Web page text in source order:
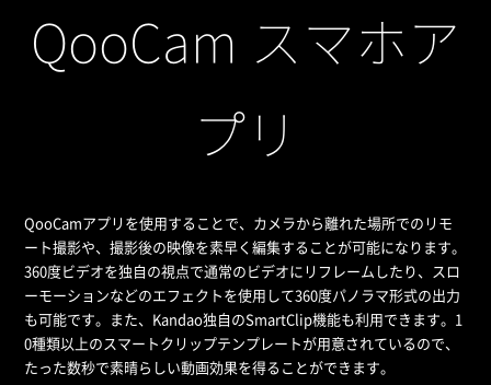
QooCam スマホア
プリ
QooCamアプリを使用することで、カメラから離れた場所でのリモ
ート撮影や、撮影後の映像を素早く編集することが可能になります。
360度ビデオを独自の視点で通常のビデオにリフレームしたり、スロ
ーモーションなどのエフェクトを使用して360度パノラマ形式の出力
も可能です。また、Kandao独自のSmartClip機能も利用できます。1
0種類以上のスマートクリップテンプレートが用意されているので、
たった数秒で素晴らしい動画効果を得ることができます。